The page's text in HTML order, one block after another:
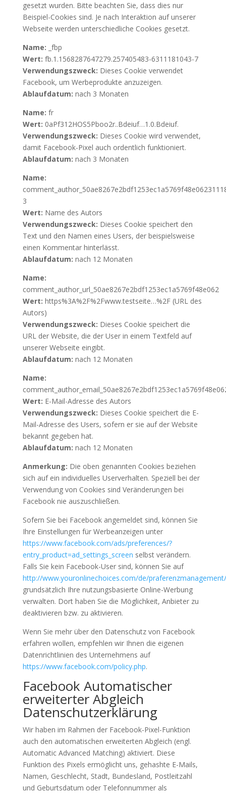
gesetzt wurden. Bitte beachten Sie, dass dies nur
Beispiel-Cookies sind. Je nach Interaktion auf unserer
Webseite werden unterschiedliche Cookies gesetzt.
Name: _fbp
Wert: fb.1.1568287647279.257405483-6311181043-7
Verwendungszweck: Dieses Cookie verwendet
Facebook, um Werbeprodukte anzuzeigen.
Ablaufdatum: nach 3 Monaten
Name: fr
Wert: 0aPf312HOS5Pboo2r..Bdeiuf…1.0.Bdeiuf.
Verwendungszweck: Dieses Cookie wird verwendet,
damit Facebook-Pixel auch ordentlich funktioniert.
Ablaufdatum: nach 3 Monaten
Name:
3
Wert: Name des Autors
Verwendungszweck: Dieses Cookie speichert den
Text und den Namen eines Users, der beispielsweise
einen Kommentar hinterlässt.
Ablaufdatum: nach 12 Monaten
Name:
comment_author_url_50ae8267e2bdf1253ec1a5769f48e062
Wert: https%3A%2F%2Fwww.testseite…%2F (URL des
Autors)
Verwendungszweck: Dieses Cookie speichert die
URL der Website, die der User in einem Textfeld auf
unserer Webseite eingibt.
Ablaufdatum: nach 12 Monaten
Name:
Wert: E-Mail-Adresse des Autors
Verwendungszweck: Dieses Cookie speichert die E-
Mail-Adresse des Users, sofern er sie auf der Website
bekannt gegeben hat.
Ablaufdatum: nach 12 Monaten
Anmerkung: Die oben genannten Cookies beziehen
sich auf ein individuelles Userverhalten. Speziell bei der
Verwendung von Cookies sind Veränderungen bei
Facebook nie auszuschließen.
Sofern Sie bei Facebook angemeldet sind, können Sie
Ihre Einstellungen für Werbeanzeigen unter
https://www.facebook.com/ads/preferences/?
entry_product=ad_settings_screen selbst verändern.
Falls Sie kein Facebook-User sind, können Sie auf
http://www.youronlinechoices.com/de/praferenzmanagement/
grundsätzlich Ihre nutzungsbasierte Online-Werbung
verwalten. Dort haben Sie die Möglichkeit, Anbieter zu
deaktivieren bzw. zu aktivieren.
Wenn Sie mehr über den Datenschutz von Facebook
erfahren wollen, empfehlen wir Ihnen die eigenen
Datenrichtlinien des Unternehmens auf
https://www.facebook.com/policy.php.
Facebook Automatischer
erweiterter Abgleich
Datenschutzerklärung
Wir haben im Rahmen der Facebook-Pixel-Funktion
auch den automatischen erweiterten Abgleich (engl.
Automatic Advanced Matching) aktiviert. Diese
Funktion des Pixels ermöglicht uns, gehashte E-Mails,
Namen, Geschlecht, Stadt, Bundesland, Postleitzahl
und Geburtsdatum oder Telefonnummer als